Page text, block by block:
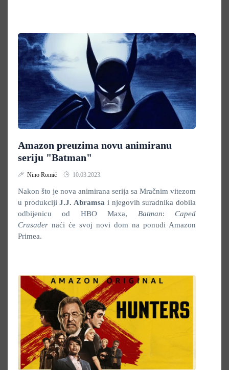
Amazon preuzima novu animiranu
seriju "Batman"
Nino Romić 10.03.2023.
Nakon što je nova animirana serija sa Mračnim vitezom
u produkcijiJ.J. Abramsa i njegovih suradnika dobila
odbijenicu od HBO Maxa, Batman:Caped
Crusader naći će svoj novi dom na ponudi Amazon
Primea.